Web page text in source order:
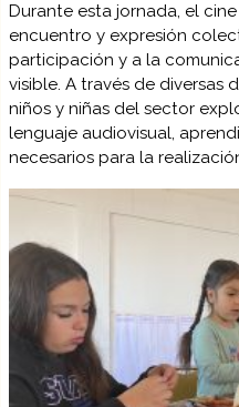
Durante esta jornada, el
encuentro y expresión
participación y a la
visible. A través de diversas
niños y niñas del sector
lenguaje audiovisual,
necesarios para la